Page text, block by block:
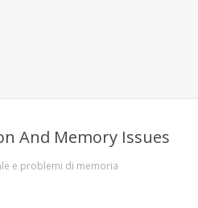
e problemi di memoria